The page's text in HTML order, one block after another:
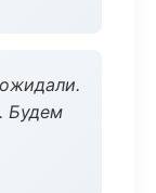
Будем